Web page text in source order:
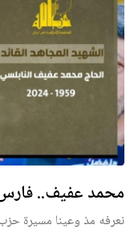
محمد عفيف.. فارس
نعرفه مذ وعينا مسيرة حزب